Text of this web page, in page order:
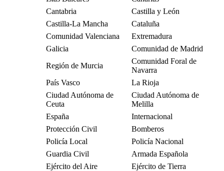
Cantabria
Castilla y León
Castilla-La Mancha
Cataluña
Comunidad Valenciana
Extremadura
Galicia
Comunidad de Madrid
Región de Murcia
Comunidad Foral de
Navarra
País Vasco
La Rioja
Ciudad Autónoma de
Ceuta
Ciudad Autónoma de
Melilla
España
Internacional
Protección Civil
Bomberos
Policía Local
Policía Nacional
Guardia Civil
Armada Española
Ejército del Aire
Ejército de Tierra